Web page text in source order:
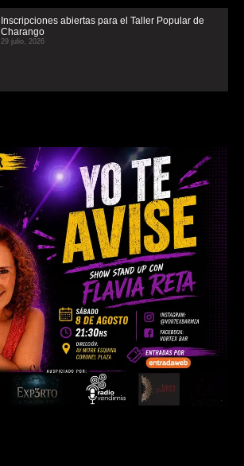
Inscripciones abiertas para el Taller Popular de
Charango
29 julio, 2026